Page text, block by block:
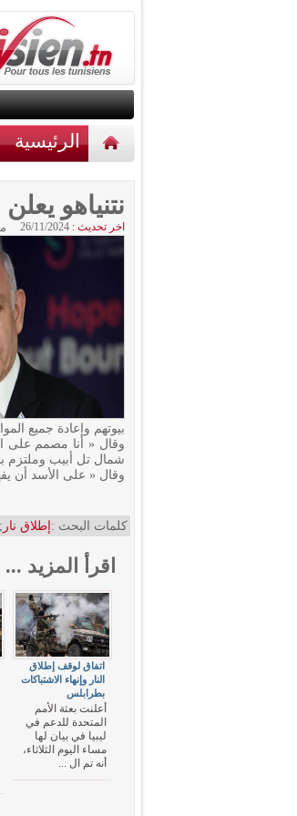
الرئيسية
نتنياهو
اخر تحديث : 26/11/2024
بيوتهم وإعادة جميع
وقال « أنا مصمم على
شمال تل أبيب وملتزم
وقال « على الأسد أن
كلمات البحث : إطلاق نار
اقرأ المزيد ...
اتفاق لوقف إطلاق
النار وإنهاء الاشتباكات
بطرابلس
أعلنت بعثة الأمم
المتحدة للدعم في
ليبيا في بيان لها
مساء اليوم الثلاثاء،
أنه تم ال ...